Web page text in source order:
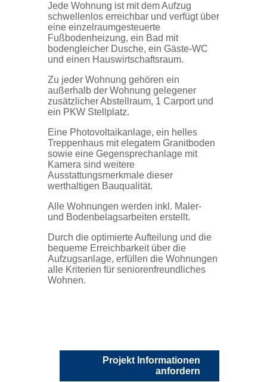
Jede Wohnung ist mit dem Aufzug
schwellenlos erreichbar und verfügt über
eine einzelraumgesteuerte
Fußbodenheizung, ein Bad mit
bodengleicher Dusche, ein Gäste-WC
und einen Hauswirtschaftsraum.
Zu jeder Wohnung gehören ein
außerhalb der Wohnung gelegener
zusätzlicher Abstellraum, 1 Carport und
ein PKW Stellplatz.
Eine Photovoltaikanlage, ein helles
Treppenhaus mit elegatem Granitboden
sowie eine Gegensprechanlage mit
Kamera sind weitere
Ausstattungsmerkmale dieser
werthaltigen Bauqualität.
Alle Wohnungen werden inkl. Maler-
und Bodenbelagsarbeiten erstellt.
Durch die optimierte Aufteilung und die
bequeme Erreichbarkeit über die
Aufzugsanlage, erfüllen die Wohnungen
alle Kriterien für seniorenfreundliches
Wohnen.
Projekt Informationen
anfordern